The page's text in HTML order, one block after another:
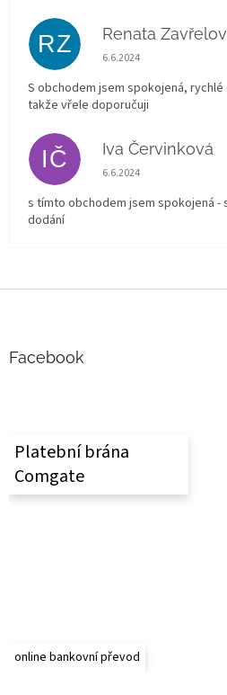
RZ Renata
Hodnocení obchodu je
6.6.2024
S obchodem jsem spokojená,
takže vřele doporučuji
IČ Iva Červinková
Hodnocení obchodu je
6.6.2024
s tímto obchodem jsem spokojená
dodání
Facebook
Platební brána
Comgate
online bankovní převod